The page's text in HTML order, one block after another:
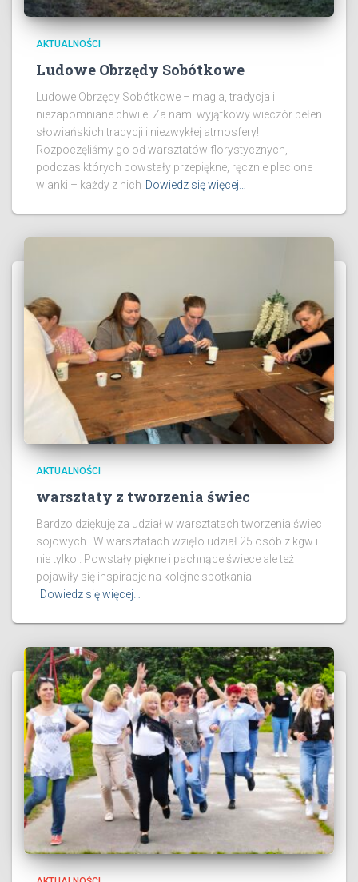
AKTUALNOŚCI
Ludowe Obrzędy Sobótkowe
Ludowe Obrzędy Sobótkowe – magia, tradycja i
niezapomniane chwile! Za nami wyjątkowy wieczór pełen
słowiańskich tradycji i niezwykłej atmosfery!
Rozpoczęliśmy go od warsztatów florystycznych,
podczas których powstały przepiękne, ręcznie plecione
wianki – każdy z nich Dowiedz się więcej…
AKTUALNOŚCI
warsztaty z tworzenia świec
Bardzo dziękuję za udział w warsztatach tworzenia świec
sojowych . W warsztatach wzięło udział 25 osób z kgw i
nie tylko . Powstały piękne i pachnące świece ale też
pojawiły się inspiracje na kolejne spotkania
Dowiedz się więcej…